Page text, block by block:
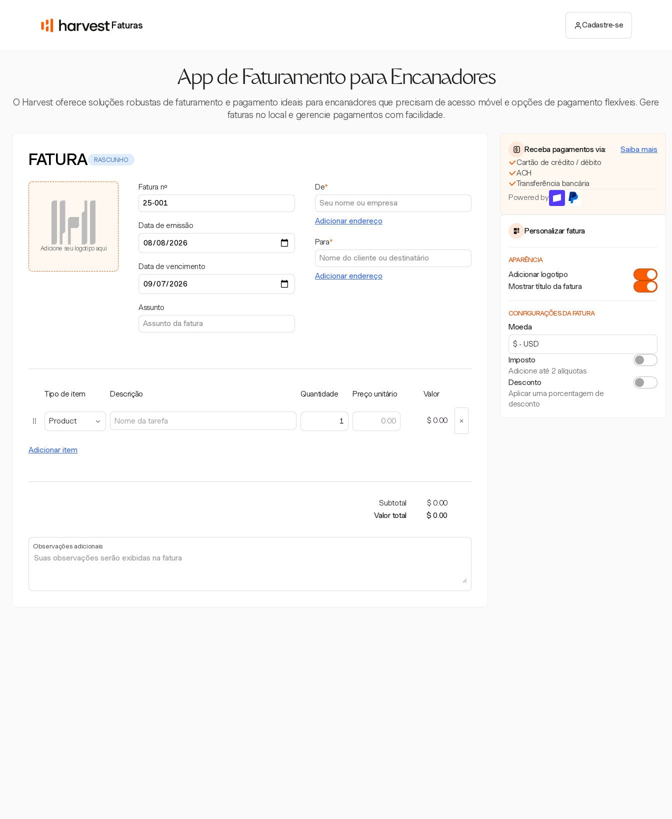
Faturas Cadastre-se
App de Faturamento para Encanadores
O Harvest oferece soluções robustas de faturamento e pagamento ideais para encanadores que precisam de acesso móvel e opções de pagamento flexíveis. Gere
faturas no local e gerencie pagamentos com facilidade.
FATURA RASCUNHO
Adicione seu logotipo aqui
Fatura nº
Data de emissão
Data de vencimento
Assunto
De*
Adicionar endereço
Para*
Adicionar endereço
Tipo de item Descrição Quantidade Preço unitário Valor
Product $ 0.00
Adicionar item
Subtotal
$ 0.00
Valor total
$ 0.00
Observações adicionais
Receba pagamentos via:
Saiba mais
Cartão de crédito / débito
ACH
Transferência bancária
Powered by
Personalizar fatura
APARÊNCIA
Adicionar logotipo
Mostrar título da fatura
CONFIGURAÇÕES DA FATURA
Moeda
Imposto
Adicione até 2 alíquotas
Desconto
Aplicar uma porcentagem de
desconto